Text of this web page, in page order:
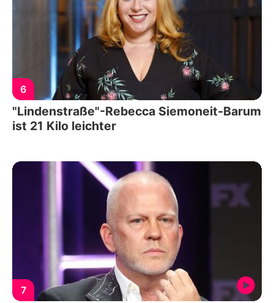
6
"Lindenstraße"-Rebecca Siemoneit-Barum
ist 21 Kilo leichter
7